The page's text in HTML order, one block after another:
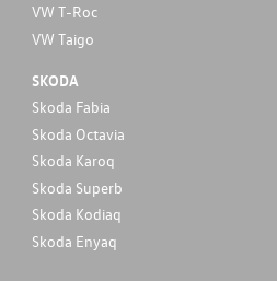
VW T-Roc
VW Taigo
SKODA
Skoda Fabia
Skoda Octavia
Skoda Karoq
Skoda Superb
Skoda Kodiaq
Skoda Enyaq